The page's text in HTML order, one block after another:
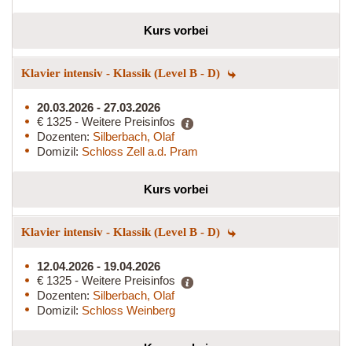
Kurs vorbei
Klavier intensiv - Klassik (Level B - D)
20.03.2026 - 27.03.2026
€ 1325 - Weitere Preisinfos
Dozenten: Silberbach, Olaf
Domizil: Schloss Zell a.d. Pram
Kurs vorbei
Klavier intensiv - Klassik (Level B - D)
12.04.2026 - 19.04.2026
€ 1325 - Weitere Preisinfos
Dozenten: Silberbach, Olaf
Domizil: Schloss Weinberg